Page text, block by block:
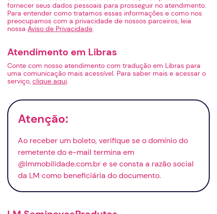
fornecer seus dados pessoais para prosseguir no atendimento.
Para entender como tratamos essas informações e como nos
preocupamos com a privacidade de nossos parceiros, leia
nossa Aviso de Privacidade.
Atendimento em Libras
Conte com nosso atendimento com tradução em Libras para
uma comunicação mais acessível. Para saber mais e acessar o
serviço, clique aqui.
Atenção:
Ao receber um boleto, verifique se o domínio do
remetente doe-mail termina em
@lmmobilidade.com.br e se consta a razão social
da LM como beneficiária do documento.